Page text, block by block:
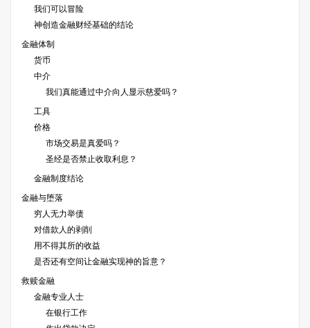
我们可以冒险
神创造金融财经基础的结论
金融体制
货币
中介
我们真能通过中介向人显示慈爱吗？
工具
价格
市场交易是真爱吗？
圣经是否禁止收取利息？
金融制度结论
金融与堕落
穷人无力举债
对借款人的剥削
用不得其所的收益
是否还有空间让金融实现神的旨意？
救赎金融
金融专业人士
在银行工作